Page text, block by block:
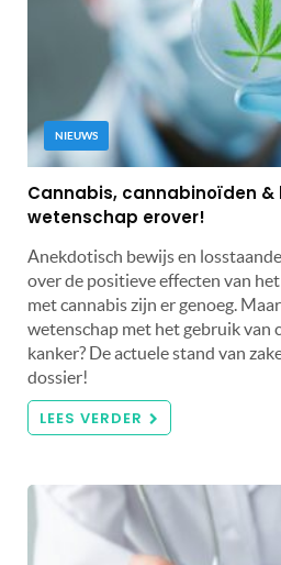
NIEUWS
Cannabis, cannabinoïden
wetenschap erover!
Anekdotisch bewijs en
over de positieve effecten van
met cannabis zijn er genoeg.
wetenschap met het gebruik van
kanker? De actuele stand van
dossier!
LEES VERDER